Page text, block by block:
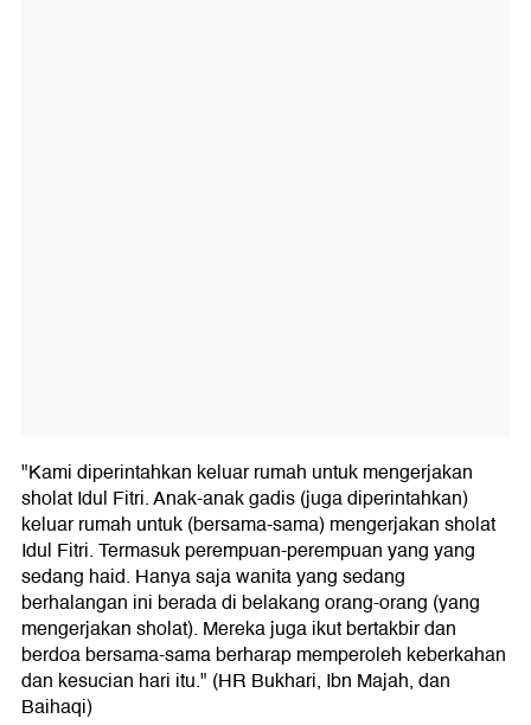
"Kami diperintahkan keluar rumah untuk mengerjakan
sholat Idul Fitri. Anak-anak gadis (juga diperintahkan)
keluar rumah untuk (bersama-sama) mengerjakan sholat
Idul Fitri. Termasuk perempuan-perempuan yang yang
sedang haid. Hanya saja wanita yang sedang
berhalangan ini berada di belakang orang-orang (yang
mengerjakan sholat). Mereka juga ikut bertakbir dan
berdoa bersama-sama berharap memperoleh keberkahan
dan kesucian hari itu." (HR Bukhari, Ibn Majah, dan
Baihaqi)